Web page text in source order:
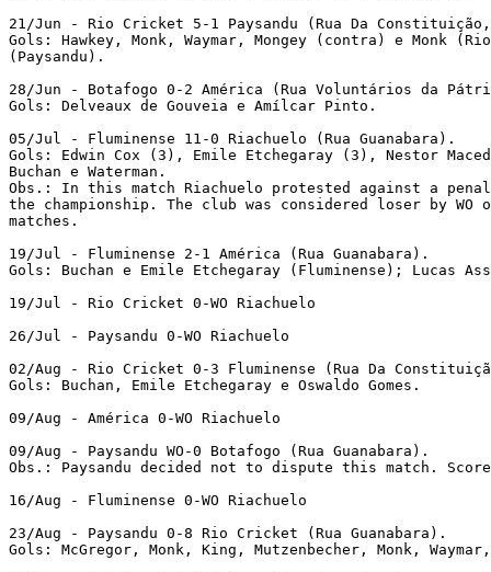
21/Jun - Rio Cricket 5-1 Paysandu (Rua Da
Gols: Hawkey, Monk, Waymar, Mongey (contra) e Monk
(Paysandu).
28/Jun - Botafogo 0-2 América (Rua Voluntários da
Gols: Delveaux de Gouveia e Amílcar Pinto.
05/Jul - Fluminense 11-0 Riachuelo (Rua Guanabara).
Gols: Edwin Cox (3), Emile Etchegaray (3), Nestor
Buchan e Waterman.
Obs.: In this match Riachuelo protested against a
the championship. The club was considered loser by
matches.
19/Jul - Fluminense 2-1 América (Rua Guanabara).
Gols: Buchan e Emile Etchegaray (Fluminense); Lucas
19/Jul - Rio Cricket 0-WO Riachuelo
26/Jul - Paysandu 0-WO Riachuelo
02/Aug - Rio Cricket 0-3 Fluminense (Rua Da
Gols: Buchan, Emile Etchegaray e Oswaldo Gomes.
09/Aug - América 0-WO Riachuelo
09/Aug - Paysandu WO-0 Botafogo (Rua Guanabara).
Obs.: Paysandu decided not to dispute this match.
16/Aug - Fluminense 0-WO Riachuelo
23/Aug - Paysandu 0-8 Rio Cricket (Rua Guanabara).
Gols: McGregor, Monk, King, Mutzenbecher, Monk,